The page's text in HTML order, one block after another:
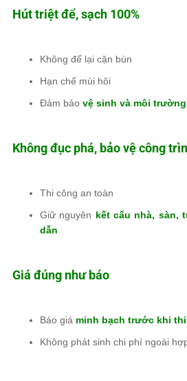
Hút triệt để, sạch 100%
Không để lại cặn bùn
Hạn chế mùi hôi
Đảm bảo vệ sinh và môi
Không đục phá, bảo vệ công
Thi công an toàn
Giữ nguyên kết cấu nhà, sàn,
dẫn
Giá đúng như báo
Báo giá minh bạch trước khi
Không phát sinh chi phí ngoài